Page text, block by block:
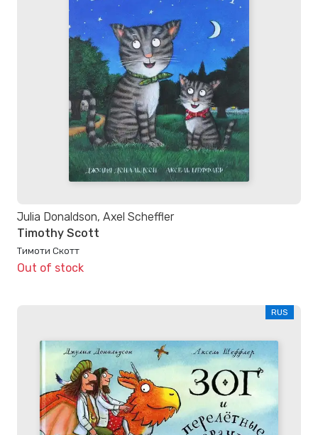
Julia Donaldson, Axel Scheffler
Timothy Scott
Тимоти Скотт
Out of stock
RUS